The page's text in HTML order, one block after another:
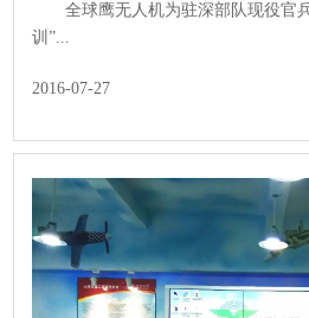
全球鹰无人机为驻深部队现役官
训”...
2016-07-27